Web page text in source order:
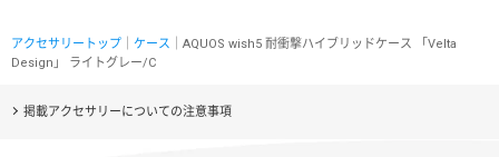
アクセサリートップ ケース ｜AQUOS wish5 耐衝撃ハイブリッドケース 「Velta
Design」 ライトグレー/C
掲載アクセサリーについての注意事項